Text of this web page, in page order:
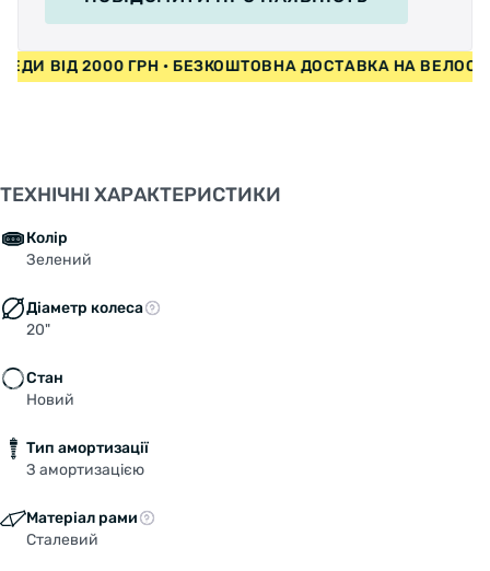
ВІД 2000 ГРН • БЕЗКОШТОВНА ДОСТАВКА НА
ТЕХНІЧНІ ХАРАКТЕРИСТИКИ
Колір
Зелений
Діаметр колеса
20"
Стан
Новий
Тип амортизації
З амортизацією
Матеріал рами
Сталевий